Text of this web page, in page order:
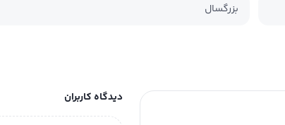
بزرگسال
دیدگاه کاربران